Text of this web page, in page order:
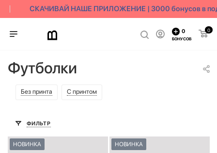
СКАЧИВАЙ НАШЕ ПРИЛОЖЕНИЕ | 3000 бонусов в
0
0
БОНУСОВ
Футболки
Без принта С принтом
ФИЛЬТР
НОВИНКА НОВИНКА